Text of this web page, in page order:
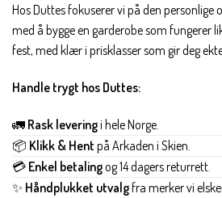
Hos Duttes fokuserer vi på den personlige
med å bygge en garderobe som fungerer
fest, med klær i prisklasser som gir deg
Handle trygt hos Duttes:
🚛 Rask leveringi hele Norge.
📦 Klikk & Hent på Arkaden i Skien.
💳 Enkel betalingog 14 dagers returrett.
✨ Håndplukket utvalgfra merker vi